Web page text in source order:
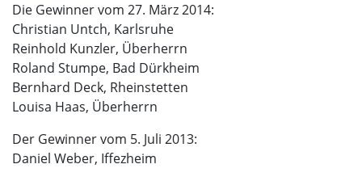
Die Gewinner vom 27. März 2014:
Christian Untch, Karlsruhe
Reinhold Kunzler, Überherrn
Roland Stumpe, Bad Dürkheim
Bernhard Deck, Rheinstetten
Louisa Haas, Überherrn
Der Gewinner vom 5. Juli 2013:
Daniel Weber, Iffezheim